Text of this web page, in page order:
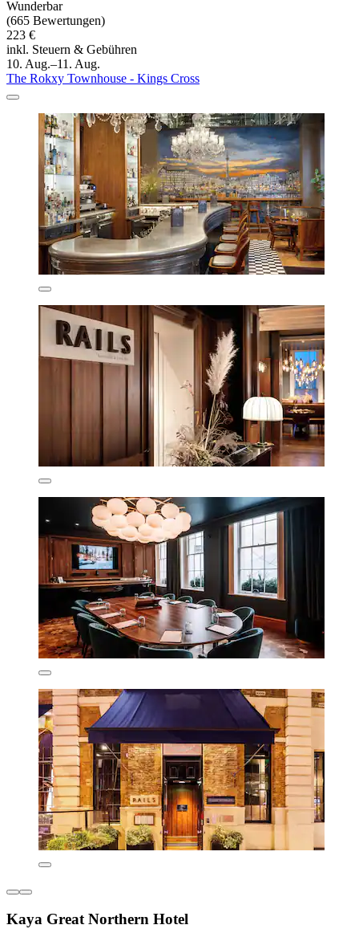
Wunderbar
(665 Bewertungen)
223 €
inkl. Steuern & Gebühren
10. Aug.–11. Aug.
The Rokxy Townhouse - Kings Cross
Kaya Great Northern Hotel